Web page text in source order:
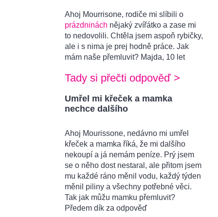
Ahoj Mourrisone, rodiče mi slíbili o
prázdninách nějaký zvířátko a zase mi
to nedovolili. Chtěla jsem aspoň rybičky,
ale i s nima je prej hodně práce. Jak
mám naše přemluvit? Majda, 10 let
Tady si přečti odpověď >
Umřel mi křeček a mamka
nechce dalšího
Ahoj Mourissone, nedávno mi umřel
křeček a mamka říká, že mi dalšího
nekoupí a já nemám peníze. Prý jsem
se o něho dost nestaral, ale přitom jsem
mu každé ráno měnil vodu, každý týden
měnil piliny a všechny potřebné věci.
Tak jak můžu mamku přemluvit?
Předem dík za odpověď